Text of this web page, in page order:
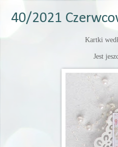
40/2021
Kartki
Jest